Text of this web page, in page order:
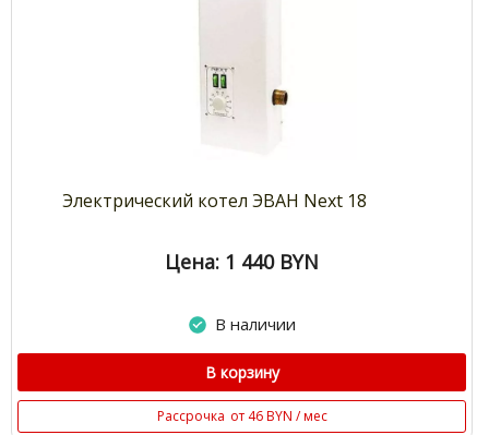
Электрический котел ЭВАН Next 18
Цена: 1 440 BYN
В наличии
В корзину
Рассрочка от 46 BYN / мес